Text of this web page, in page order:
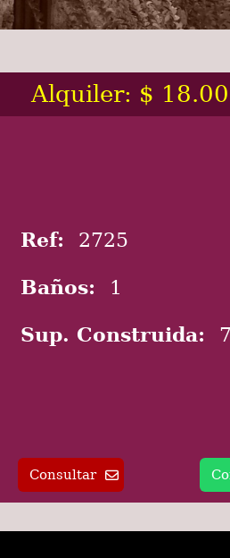
Alquiler: $
Ref: 2725
Baños: 1
Sup. Construida:
Consultar